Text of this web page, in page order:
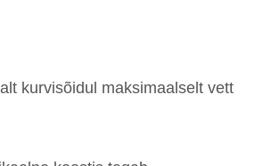
kurvisõidul maksimaalselt vett